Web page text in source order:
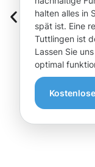
halten alles in
spät ist. Eine
Tuttlingen ist
Lassen Sie
optimal